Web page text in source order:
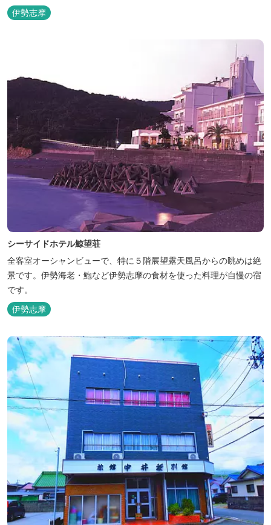
伊勢志摩
シーサイドホテル鯨望荘
全客室オーシャンビューで、特に５階展望露天風呂からの眺めは絶
景です。伊勢海老・鮑など伊勢志摩の食材を使った料理が自慢の宿
です。
伊勢志摩